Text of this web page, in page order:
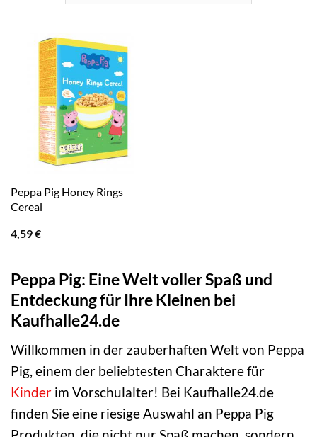
Peppa Pig Honey Rings
Cereal
4,59€
Peppa Pig: Eine Welt voller Spaß und
Entdeckung für Ihre Kleinen bei
Kaufhalle24.de
Willkommen in der zauberhaften Welt von Peppa
Pig, einem der beliebtesten Charaktere für
Kinder im Vorschulalter! Bei Kaufhalle24.de
finden Sie eine riesige Auswahl an Peppa Pig